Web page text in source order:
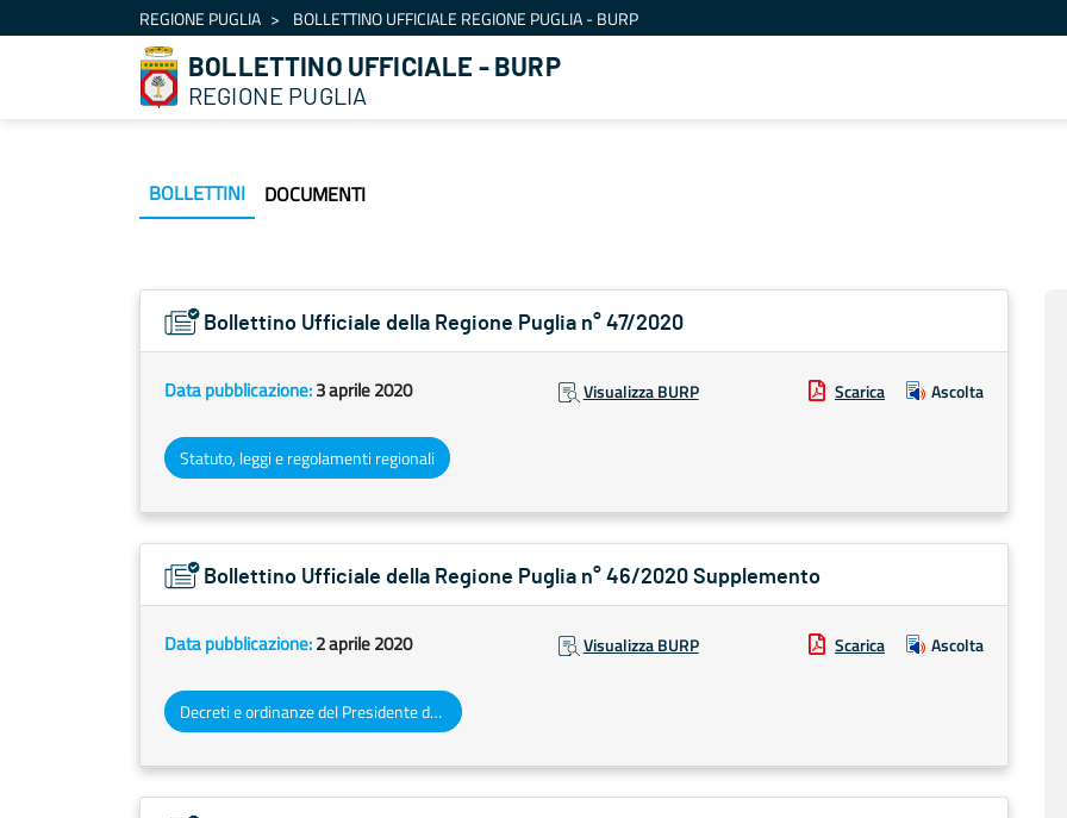
Salta al contenutoREGIONE PUGLIA BOLLETTINO UFFICIALE REGIONE PUGLIA - BURP
BOLLETTINO UFFICIALE - BURP
REGIONE PUGLIA
BOLLETTINI DOCUMENTI
Bollettino Ufficiale della Regione Puglia n° 47/2020
Data pubblicazione:3 aprile 2020 Visualizza BURP Scarica Ascolta
Statuto, leggi e regolamenti regionali
Bollettino Ufficiale della Regione Puglia n° 46/2020 Supplemento
Data pubblicazione:2 aprile 2020 Visualizza BURP Scarica Ascolta
Decreti e ordinanze del Presidente della Giunta regionale